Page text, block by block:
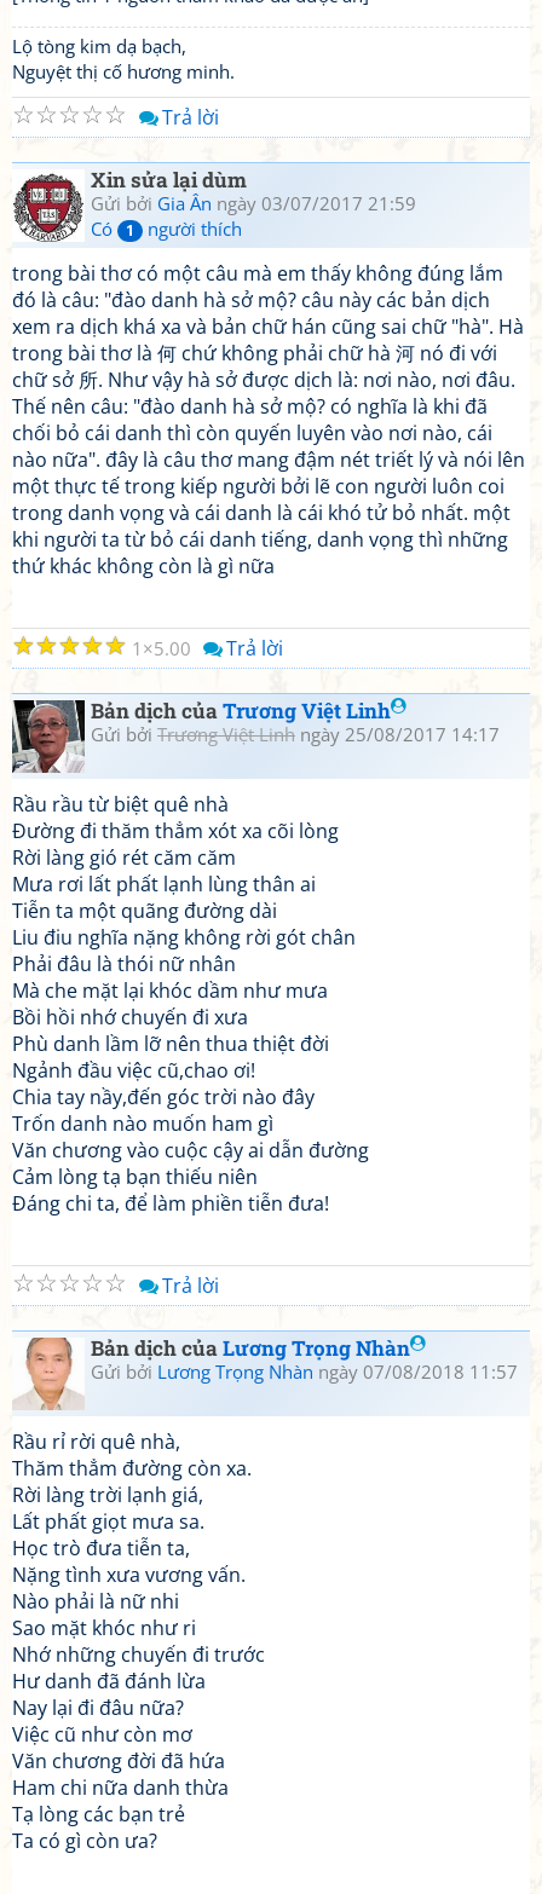
Lộ tòng kim dạ bạch,
Nguyệt thị cố hương minh.
☆
☆
☆
☆
☆ Trả lời
Xin sửa lại dùm
Gửi bởi Gia Ân ngày 03/07/2017 21:59
Có
1 người thích
trong bài thơ có một câu mà em thấy không đúng lắm
đó là câu: "đào danh hà sở mộ? câu này các bản dịch
xem ra dịch khá xa và bản chữ hán cũng sai chữ "hà". Hà
trong bài thơ là 何 chứ không phải chữ hà 河 nó đi với
chữ sở 所. Như vậy hà sở được dịch là: nơi nào, nơi đâu.
Thế nên câu: "đào danh hà sở mộ? có nghĩa là khi đã
chối bỏ cái danh thì còn quyến luyên vào nơi nào, cái
nào nữa". đây là câu thơ mang đậm nét triết lý và nói lên
một thực tế trong kiếp người bởi lẽ con người luôn coi
trong danh vọng và cái danh là cái khó tử bỏ nhất. một
khi người ta từ bỏ cái danh tiếng, danh vọng thì những
thứ khác không còn là gì nữa
☆
☆
☆
☆
☆ 1 5.00 Trả lời
Bản dịch củaTrương Việt Linh
Gửi bởi Trương Việt Linh ngày 25/08/2017 14:17
Rầu rầu từ biệt quê nhà
Đường đi thăm thẳm xót xa cõi lòng
Rời làng gió rét căm căm
Mưa rơi lất phất lạnh lùng thân ai
Tiễn ta một quãng đường dài
Liu điu nghĩa nặng không rời gót chân
Phải đâu là thói nữ nhân
Mà che mặt lại khóc dầm như mưa
Bồi hồi nhớ chuyến đi xưa
Phù danh lầm lỡ nên thua thiệt đời
Ngảnh đầu việc cũ,chao ơi!
Chia tay nầy,đến góc trời nào đây
Trốn danh nào muốn ham gì
Văn chương vào cuộc cậy ai dẫn đường
Cảm lòng tạ bạn thiếu niên
Đáng chi ta, để làm phiền tiễn đưa!
☆
☆
☆
☆
☆ Trả lời
Bản dịch củaLương Trọng Nhàn
Gửi bởi Lương Trọng Nhàn ngày 07/08/2018 11:57
Rầu rỉ rời quê nhà,
Thăm thẳm đường còn xa.
Rời làng trời lạnh giá,
Lất phất giọt mưa sa.
Học trò đưa tiễn ta,
Nặng tình xưa vương vấn.
Nào phải là nữ nhi
Sao mặt khóc như ri
Nhớ những chuyến đi trước
Hư danh đã đánh lừa
Nay lại đi đâu nữa?
Việc cũ như còn mơ
Văn chương đời đã hứa
Ham chi nữa danh thừa
Tạ lòng các bạn trẻ
Ta có gì còn ưa?